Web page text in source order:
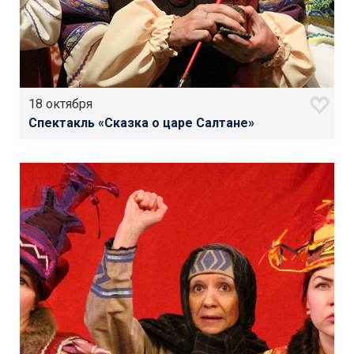
18 октября
Спектакль «Сказка о царе Салтане»